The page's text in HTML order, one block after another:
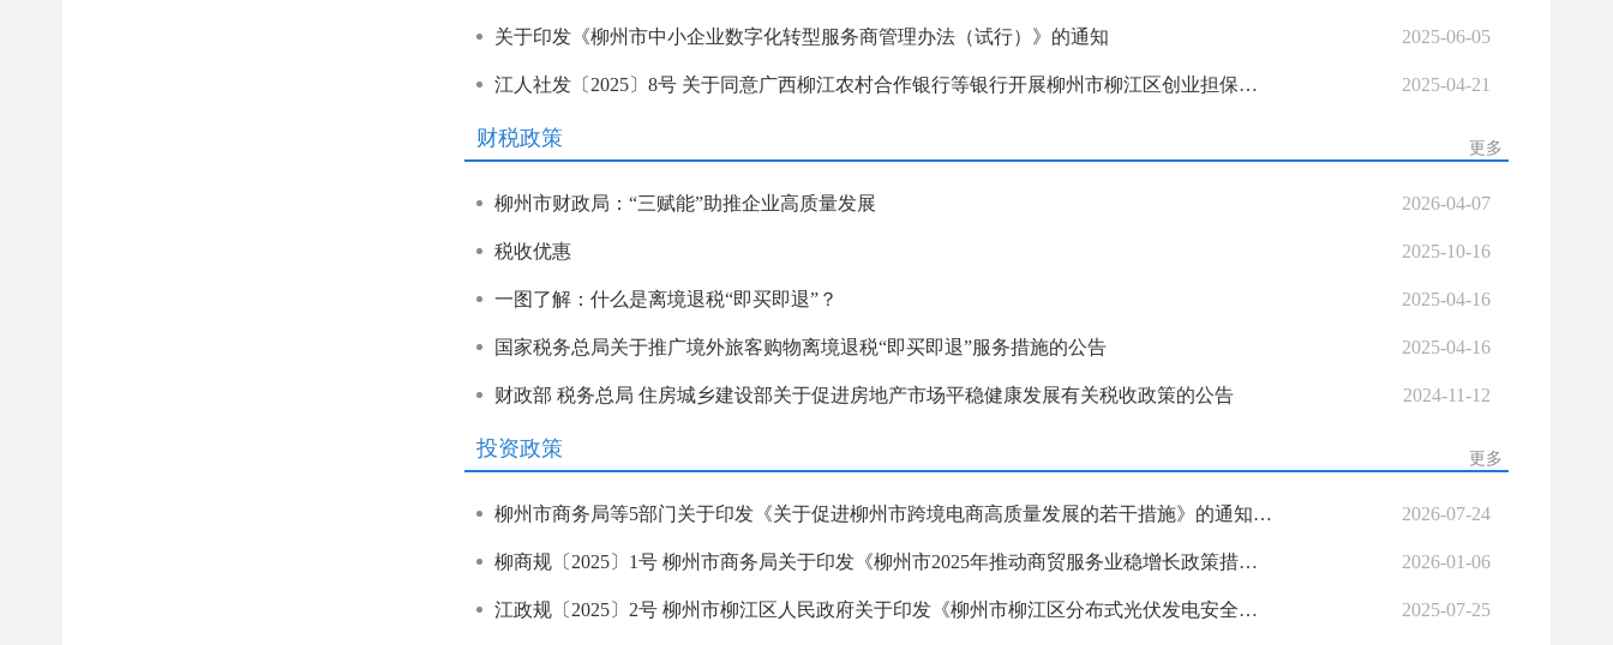
关于印发《柳州市中小企业数字化转型服务商管理办法（试行）》的通知 2025-06-05
江人社发〔2025〕8号 关于同意广西柳江农村合作银行等银行开展柳州市柳江区创业担保贷款业务的通知 2025-04-21
财税政策 更多
柳州市财政局：“三赋能”助推企业高质量发展 2026-04-07
税收优惠 2025-10-16
一图了解：什么是离境退税“即买即退”？ 2025-04-16
国家税务总局关于推广境外旅客购物离境退税“即买即退”服务措施的公告 2025-04-16
财政部 税务总局 住房城乡建设部关于促进房地产市场平稳健康发展有关税收政策的公告 2024-11-12
投资政策 更多
柳州市商务局等5部门关于印发《关于促进柳州市跨境电商高质量发展的若干措施》的通知 柳商发〔2026〕7号 2026-07-24
柳商规〔2025〕1号 柳州市商务局关于印发《柳州市2025年推动商贸服务业稳增长政策措施》的通知 2026-01-06
江政规〔2025〕2号 柳州市柳江区人民政府关于印发《柳州市柳江区分布式光伏发电安全管理暂行办法》的通知 2025-07-25